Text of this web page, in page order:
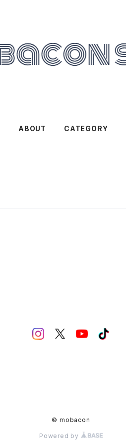
ABOUT CATEGORY
© mobacon
Powered by